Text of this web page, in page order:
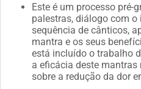
Este é um processo pré-
palestras, diálogo com
sequência de cânticos,
mantra e os seus
está incluído o trabalho
a eficácia deste
sobre a redução da dor